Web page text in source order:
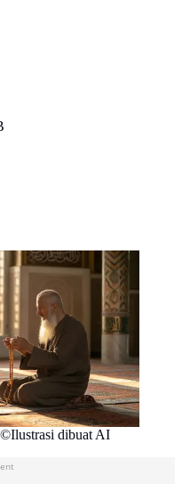
dibuat AI